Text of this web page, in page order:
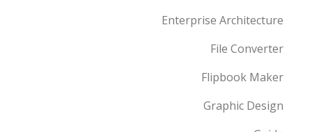
Enterprise Architecture
File Converter
Flipbook Maker
Graphic Design